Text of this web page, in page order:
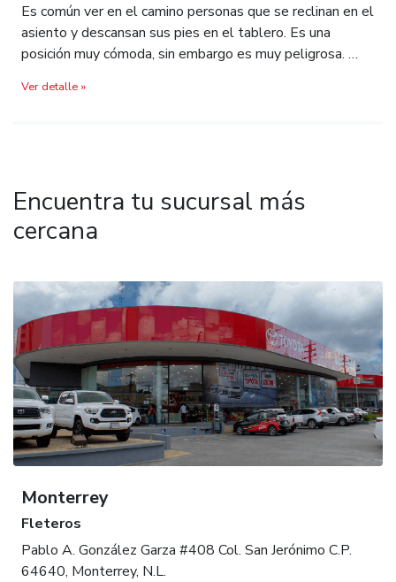
Es común ver en el camino personas que se reclinan en el
asiento y descansan sus pies en el tablero. Es una
posición muy cómoda, sin embargo es muy peligrosa. …
Ver detalle »
Encuentra tu sucursal más
cercana
Monterrey
Fleteros
Pablo A. González Garza #408 Col. San Jerónimo C.P.
64640, Monterrey, N.L.